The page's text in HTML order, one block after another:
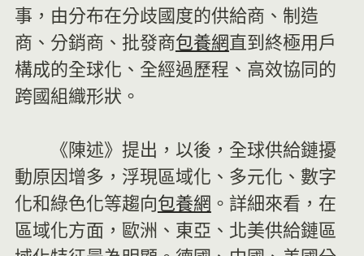
事，由分布在分歧國度的供給商、制造
商、分銷商、批發商包養網直到終極用戶
構成的全球化、全經過歷程、高效協同的
跨國組織形狀。
《陳述》提出，以後，全球供給鏈擾
動原因增多，浮現區域化、多元化、數字
化和綠色化等趨向包養網 。詳細來看，在
區域化方面，歐洲、東亞、北美供給鏈區